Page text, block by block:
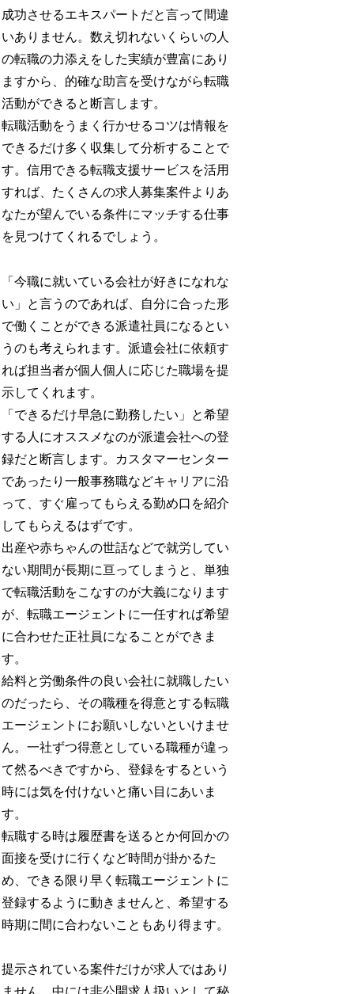
成功させるエキスパートだと言って間違
いありません。数え切れないくらいの人
の転職の力添えをした実績が豊富にあり
ますから、的確な助言を受けながら転職
活動ができると断言します。
転職活動をうまく行かせるコツは情報を
できるだけ多く収集して分析することで
す。信用できる転職支援サービスを活用
すれば、たくさんの求人募集案件よりあ
なたが望んでいる条件にマッチする仕事
を見つけてくれるでしょう。
「今職に就いている会社が好きになれな
い」と言うのであれば、自分に合った形
で働くことができる派遣社員になるとい
うのも考えられます。派遣会社に依頼す
れば担当者が個人個人に応じた職場を提
示してくれます。
「できるだけ早急に勤務したい」と希望
する人にオススメなのが派遣会社への登
録だと断言します。カスタマーセンター
であったり一般事務職などキャリアに沿
って、すぐ雇ってもらえる勤め口を紹介
してもらえるはずです。
出産や赤ちゃんの世話などで就労してい
ない期間が長期に亘ってしまうと、単独
で転職活動をこなすのが大義になります
が、転職エージェントに一任すれば希望
に合わせた正社員になることができま
す。
給料と労働条件の良い会社に就職したい
のだったら、その職種を得意とする転職
エージェントにお願いしないといけませ
ん。一社ずつ得意としている職種が違っ
て然るべきですから、登録をするという
時には気を付けないと痛い目にあいま
す。
転職する時は履歴書を送るとか何回かの
面接を受けに行くなど時間が掛かるた
め、できる限り早く転職エージェントに
登録するように動きませんと、希望する
時期に間に合わないこともあり得ます。
提示されている案件だけが求人ではあり